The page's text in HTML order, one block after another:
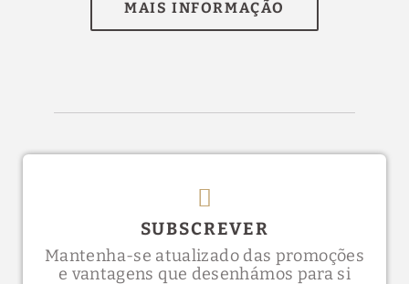
SUBSCREVER
Mantenha-se atualizado das promoções
e vantagens que desenhámos para si